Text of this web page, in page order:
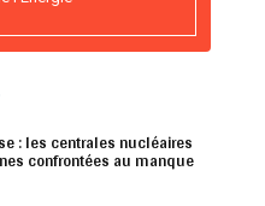
: les centrales nucléaires
confrontées au manque